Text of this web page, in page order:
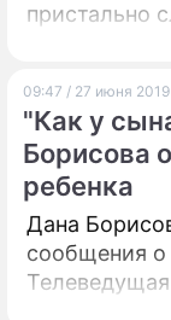
пристально
любопытных
"Уралхим", –
коллегии
Юрист в
со стороны
09:47 / 27 июня 2019
"Как у
Борисова
ребенка
Дана
сообщения о